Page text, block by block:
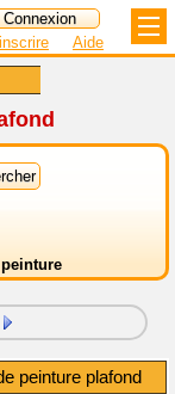
Aide
peinture plafond